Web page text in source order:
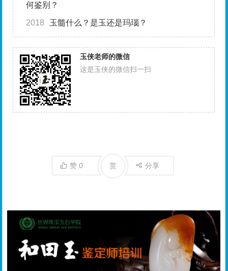
何鉴别？
2018 玉髓什么？是玉还是玛瑙？
玉侠老师的微信
这是玉侠的微信扫一扫
赞0 分享
赏